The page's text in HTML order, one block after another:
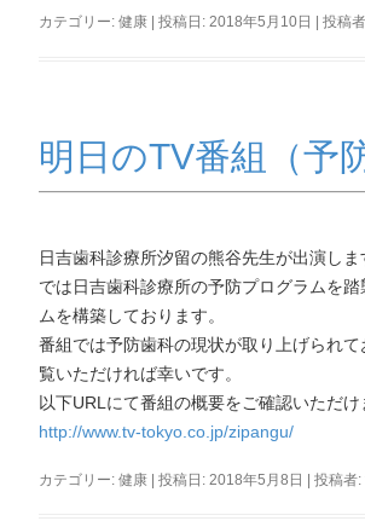
カテゴリー:健康 | 投稿日:2018年5月10日 |投稿
明日のTV番組（予
日吉歯科診療所汐留の熊谷先生が出演し
では日吉歯科診療所の予防プログラムを
ムを構築しております。
番組では予防歯科の現状が取り上げられ
覧いただければ幸いです。
以下URLにて番組の概要をご確認いただけ
http://www.tv-tokyo.co.jp/zipangu/
カテゴリー:健康 | 投稿日:2018年5月8日 |投稿者: